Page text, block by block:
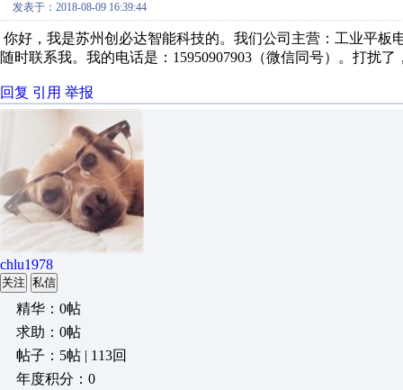
发表于：2018-08-09 16:39:44
你好，我是苏州创必达智能科技的。我们公司主营：工业平
随时联系我。我的电话是：15950907903（微信同号）。打扰了
回复 引用 举报
chlu1978
关注 私信
精华：0帖
求助：0帖
帖子：5帖 | 113回
年度积分：0